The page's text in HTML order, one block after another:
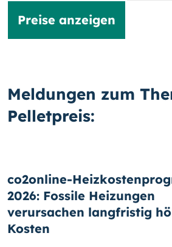
Meldungen zum
Pelletpreis:
co2online-
2026: Fossile Heizungen
verursachen langfristig
Kosten